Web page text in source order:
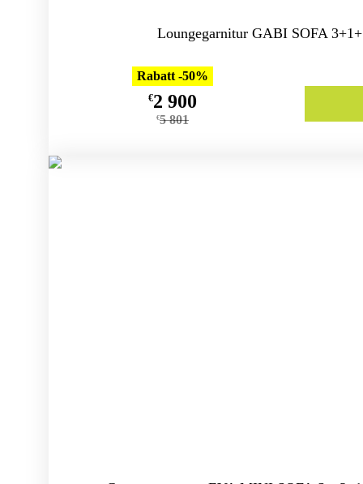
Loungegarnitur GABI SOFA
Rabatt -50%
€2 900
€5 801